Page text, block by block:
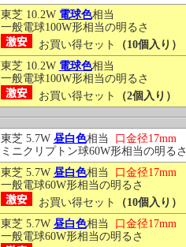
東芝 10.2W 電球色相当
一般電球100W形相当の明るさ
お買い得セット
（10個入り）
東芝 10.2W 電球色相当
一般電球100W形相当の明るさ
お買い得セット
（2個入り）
東芝 5.7W 昼白色相当
口金径17mm
ミニクリプトン球60W形相当の明るさ
東芝 5.7W 昼白色相当
口金径17mm
一般電球60W形相当の明るさ
お買い得セット
（10個入り）
東芝 5.7W 昼白色相当
口金径17mm
一般電球60W形相当の明るさ